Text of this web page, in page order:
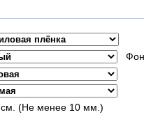
см. (Не менее 10 мм.)